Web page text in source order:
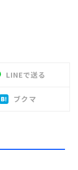
LINEで送る
ブクマ